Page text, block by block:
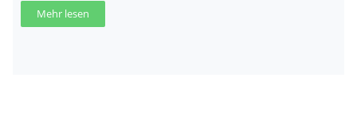
Mehr lesen